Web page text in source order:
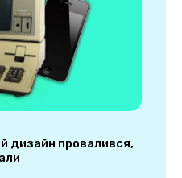
дизайн провалився,